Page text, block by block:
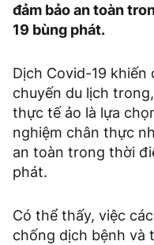
đảm bảo an toàn
19 bùng phát.
Dịch Covid-19
chuyến du lịch
thực tế ảo là lựa
nghiệm chân thực
an toàn trong thời
phát.
Có thể thấy, việc
chống dịch bệnh và